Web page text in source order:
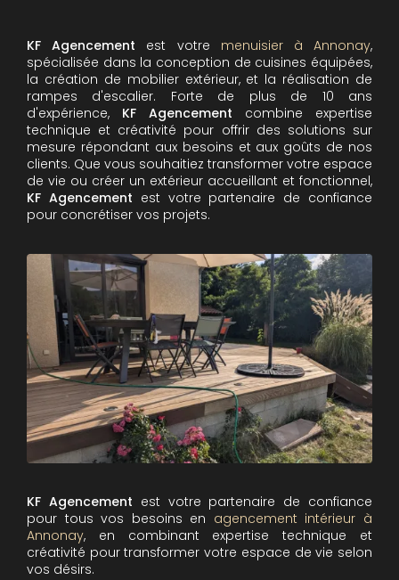
KF Agencement est votre menuisier à Annonay,
spécialisée dans la conception de cuisines équipées,
la création de mobilier extérieur, et la réalisation de
rampes d'escalier. Forte de plus de 10 ans
d'expérience, KF Agencement combine expertise
technique et créativité pour offrir des solutions sur
mesure répondant aux besoins et aux goûts de nos
clients. Que vous souhaitiez transformer votre espace
de vie ou créer un extérieur accueillant et fonctionnel,
KF Agencement est votre partenaire de confiance
pour concrétiser vos projets.
KF Agencement est votre partenaire de confiance
pour tous vos besoins en agencement intérieur à
Annonay, en combinant expertise technique et
créativité pour transformer votre espace de vie selon
vos désirs.